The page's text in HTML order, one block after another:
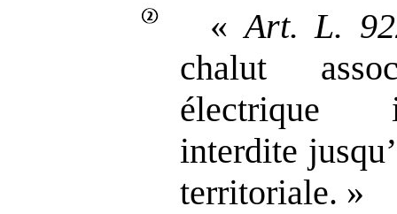
«Art. L.
chalut
électrique
interdite
territoriale. »